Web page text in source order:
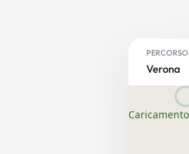
PERCORSO
Verona